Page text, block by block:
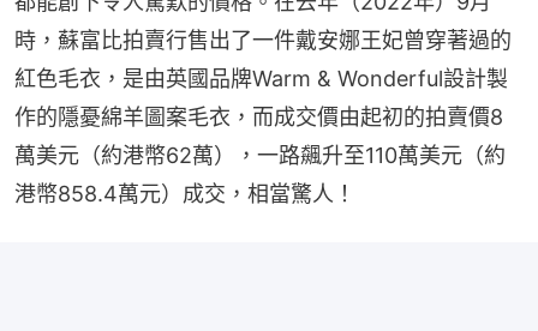
時，蘇富比拍賣行售出了一件戴安娜王妃曾穿著過的
紅色毛衣，是由英國品牌Warm & Wonderful設計製
作的隱憂綿羊圖案毛衣，而成交價由起初的拍賣價8
萬美元（約港幣62萬），一路飆升至110萬美元（約
港幣858.4萬元）成交，相當驚人！